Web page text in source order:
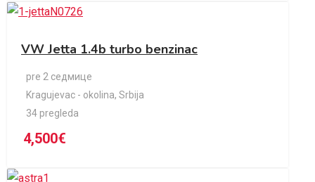
VW Jetta 1.4b turbo benzinac
pre 2 седмице
Kragujevac - okolina, Srbija
34 pregleda
4,500€